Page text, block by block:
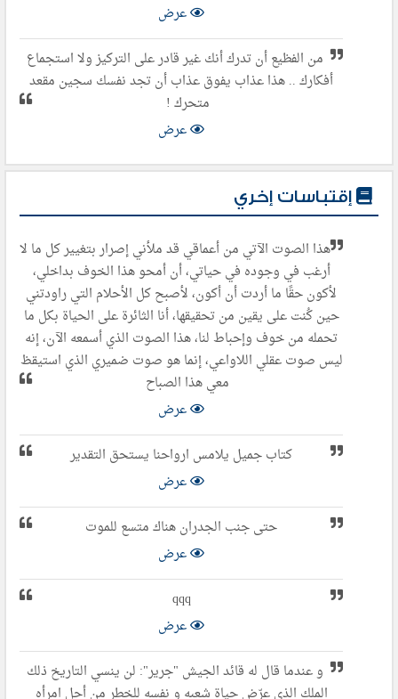
عرض
من الفظيع أن تدرك أنك غير قادر على التركيز ولا استجماع
أفكارك .. هذا عذاب يفوق عذاب أن تجد نفسك سجين مقعد
متحرك !
عرض
إقتباسات إخري
هذا الصوت الآتي من أعماقي قد ملأني إصرار بتغيير كل ما لا
أرغب في وجوده في حياتي، أن أمحو هذا الخوف بداخلي،
لأكون حقًا ما أردت أن أكون، لأصبح كل الأحلام التي راودتني
حين كُنت على يقين من تحقيقها، أنا الثائرة على الحياة بكل ما
تحمله من خوف وإحباط لنا، هذا الصوت الذي أسمعه الآن، إنه
ليس صوت عقلي اللاواعي، إنما هو صوت ضميري الذي استيقظ
معي هذا الصباح
عرض
كتاب جميل يلامس ارواحنا يستحق التقدير
عرض
حتى جنب الجدران هناك متسع للموت
عرض
qqq
عرض
و عندما قال له قائد الجيش "جرير": لن ينسي التاريخ ذلك
الملك الذي عرّض حياة شعبه و نفسه للخطر من أجل امرأه